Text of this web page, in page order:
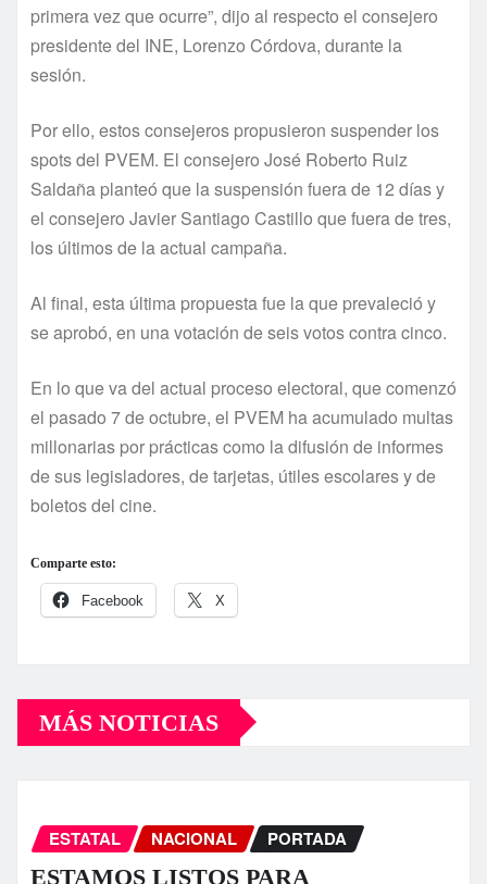
primera vez que ocurre”, dijo al respecto el consejero
presidente del INE, Lorenzo Córdova, durante la
sesión.
Por ello, estos consejeros propusieron suspender los
spots del PVEM. El consejero José Roberto Ruiz
Saldaña planteó que la suspensión fuera de 12 dí­as y
el consejero Javier Santiago Castillo que fuera de tres,
los últimos de la actual campaña.
Al final, esta última propuesta fue la que prevaleció y
se aprobó, en una votación de seis votos contra cinco.
En lo que va del actual proceso electoral, que comenzó
el pasado 7 de octubre, el PVEM ha acumulado multas
millonarias por prácticas como la difusión de informes
de sus legisladores, de tarjetas, útiles escolares y de
boletos del cine.
Comparte esto:
Facebook X
MÁS NOTICIAS
ESTATAL NACIONAL PORTADA
ESTAMOS LISTOS PARA